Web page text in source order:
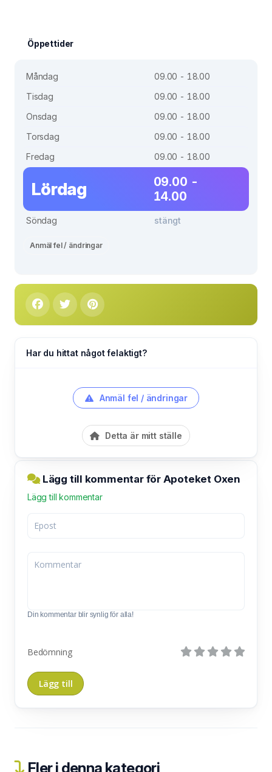
Öppettider
Måndag
09.00 - 18.00
Tisdag
09.00 - 18.00
Onsdag
09.00 - 18.00
Torsdag
09.00 - 18.00
Fredag
09.00 - 18.00
Lördag
09.00 -
14.00
Söndag stängt
Anmäl fel / ändringar
Har du hittat något felaktigt?
Anmäl fel / ändringar
Detta är mitt ställe
Lägg till kommentar för Apoteket Oxen
Lägg till kommentar
Din kommentar blir synlig för alla!
Bedömning
Fler i denna kategori